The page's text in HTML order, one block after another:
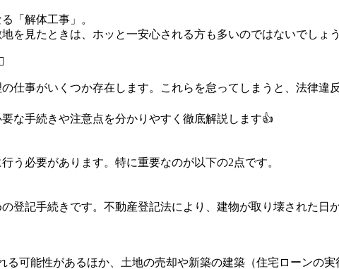
「解体工事」。
を見たときは、ホッと一安心される方も多いのではないでしょ
事がいくつか存在します。これらを怠ってしまうと、法律違
な手続きや注意点を分かりやすく徹底解説します👍
う必要があります。特に重要なのが以下の2点です。
登記手続きです。不動産登記法により、建物が取り壊された日
可能性があるほか、土地の売却や新築の建築（住宅ローンの